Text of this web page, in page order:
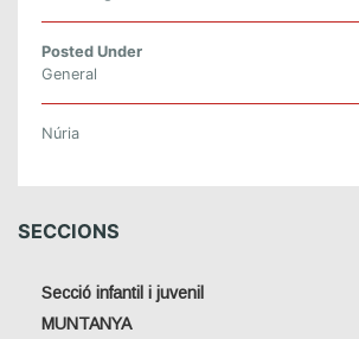
G
E
6
J
N
Y
Posted Under
General
Núria
SECCIONS
Secció infantil i juvenil
MUNTANYA